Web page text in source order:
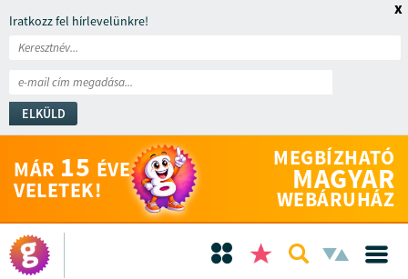
Iratkozz fel hírlevelünkre!
ELKÜLD
x
MÁR 15 ÉVE
VELETEK!
MEGBÍZHATÓ
MAGYAR
WEBÁRUHÁZ